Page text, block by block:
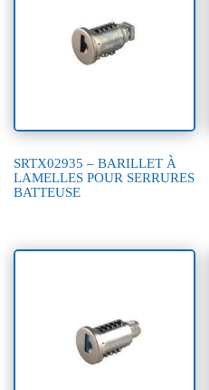
SRTX02935 – BARILLET À
LAMELLES POUR SERRURES
BATTEUSE